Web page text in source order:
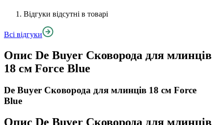
Відгуки відсутні в товарі
Всі відгуки
Опис De Buyer Сковорода для млинців
18 см Force Blue
De Buyer Сковорода для млинців 18 см Force
Blue
Опис De Buyer Сковорода для млинців